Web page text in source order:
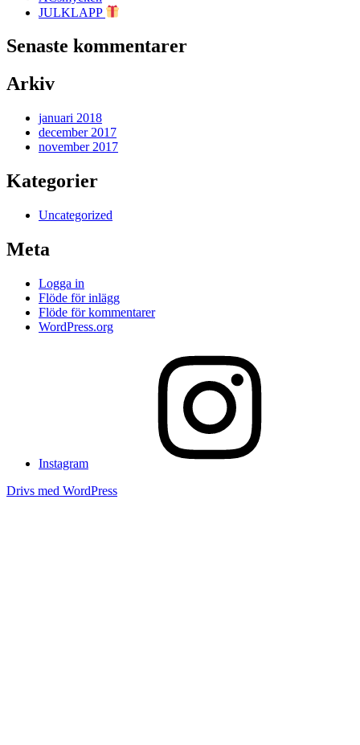
JULKLAPP
Senaste kommentarer
Arkiv
januari 2018
december 2017
november 2017
Kategorier
Uncategorized
Meta
Logga in
Flöde för inlägg
Flöde för kommentarer
WordPress.org
Instagram
Drivs med WordPress